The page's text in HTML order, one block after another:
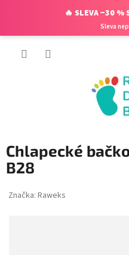
Chlapecké
B28
Značka: Raweks
🔥 SLEVA −30 %
Sleva